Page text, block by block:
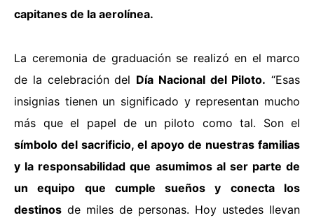
capitanes de la aerolínea.
La ceremonia de graduación se realizó en el marco
de la celebración del Día Nacional del Piloto. “Esas
insignias tienen un significado y representan mucho
más que el papel de un piloto como tal. Son el
símbolo del sacrificio, el apoyo de nuestras familias
y la responsabilidad que asumimos al ser parte de
un equipo que cumple sueños y conecta los
destinos de miles de personas. Hoy ustedes llevan